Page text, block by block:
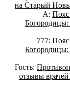
на Старый
А: Пояс
Богородицы:
777: Пояс
Богородицы:
Гость:
отзывы врачей